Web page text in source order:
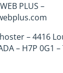
PLUS –
– 4416
– H7P 0G1 –